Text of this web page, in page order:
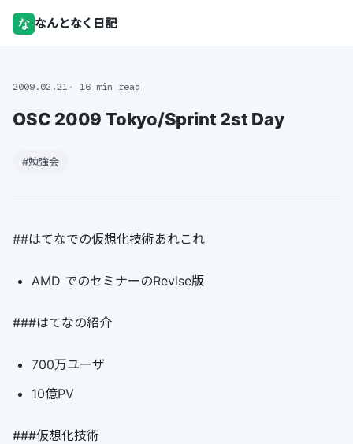
な なんとなく日記
2009.02.21 16 min read
OSC 2009 Tokyo/Sprint 2st Day
#勉強会
##はてなでの仮想化技術あれこれ
AMD でのセミナーのRevise版
###はてなの紹介
700万ユーザ
10億PV
###仮想化技術